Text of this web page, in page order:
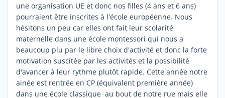
une organisation UE et donc nos filles (4 ans et 6 ans)
pourraient être inscrites à l'école européenne. Nous
hésitons un peu car elles ont fait leur scolarité
maternelle dans une école montessori qui nous a
beaucoup plu par le libre choix d'activité et donc la forte
motivation suscitée par les activités et la possibilité
d'avancer à leur rythme plutôt rapide. Cette année notre
ainée est rentrée en CP (équivalent première année)
dans une école classique au bout de notre rue mais elle